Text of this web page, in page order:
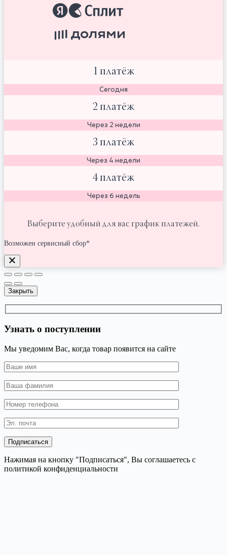
1 платёж
Сегодня
2 платёж
Через 2 недели
3 платёж
Через 4 недели
4 платёж
Через 6 недель
Выберите удобный для вас график платежей.
Возможен сервисный сбор*
Закрыть
Узнать о поступлении
Мы уведомим Вас, когда товар появится на сайте
Нажимая на кнопку "Подписаться", Вы соглашаетесь с
политикой конфиденциальности